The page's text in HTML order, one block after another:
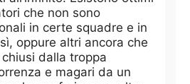
che non sono
in certe squadre e in
oppure altri ancora che
dalla troppa
e magari da un